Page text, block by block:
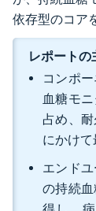
依存型のコア
レポートの
コンポ
血糖モ
占め、
にかけて
エンド
の持続